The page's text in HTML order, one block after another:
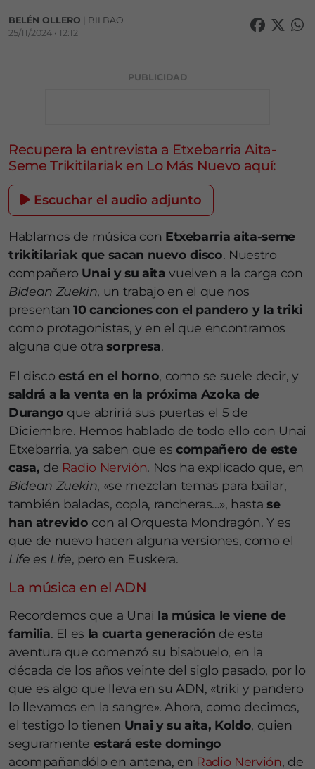
BELÉN OLLERO | BILBAO
25/11/2024 • 12:12
PUBLICIDAD
Recupera la entrevista a Etxebarria Aita-
Seme Trikitilariak en Lo Más Nuevo aquí:
Escuchar el audio adjunto
Hablamos de música con Etxebarria aita-seme
trikitilariak que sacan nuevo disco. Nuestro
compañero Unai y su aita vuelven a la carga con
Bidean Zuekin, un trabajo en el que nos
presentan10 canciones con el pandero y la triki
como protagonistas, y en el que encontramos
alguna que otrasorpresa.
El disco está en el horno, como se suele decir, y
saldrá a la venta en la próxima Azoka de
Durango que abririá sus puertas el 5 de
Diciembre. Hemos hablado de todo ello con Unai
Etxebarria, ya saben que es compañero de este
casa, de Radio Nervión. Nos ha explicado que, en
Bidean Zuekin, «se mezclan temas para bailar,
también baladas, copla, rancheras…», hasta se
han atrevido con al Orquesta Mondragón. Y es
que de nuevo hacen alguna versiones, como el
Life es Life, pero en Euskera.
La música en el ADN
Recordemos que a Unai la música le viene de
familia. El es la cuarta generación de esta
aventura que comenzó su bisabuelo, en la
década de los años veinte del siglo pasado, por lo
que es algo que lleva en su ADN, «triki y pandero
lo llevamos en la sangre». Ahora, como decimos,
el testigo lo tienen Unai y su aita, Koldo, quien
seguramente estará este domingo
acompañandólo en antena, en Radio Nervión, de